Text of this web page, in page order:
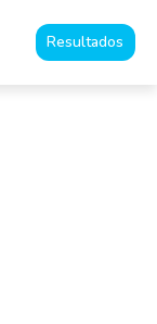
Resultados